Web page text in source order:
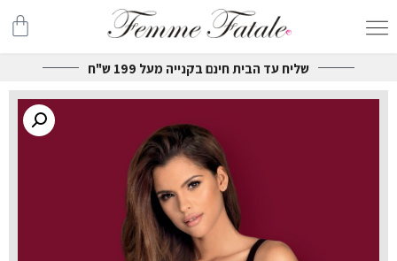
שליח עד הבית חינם בקנייה מעל 199 ש"ח